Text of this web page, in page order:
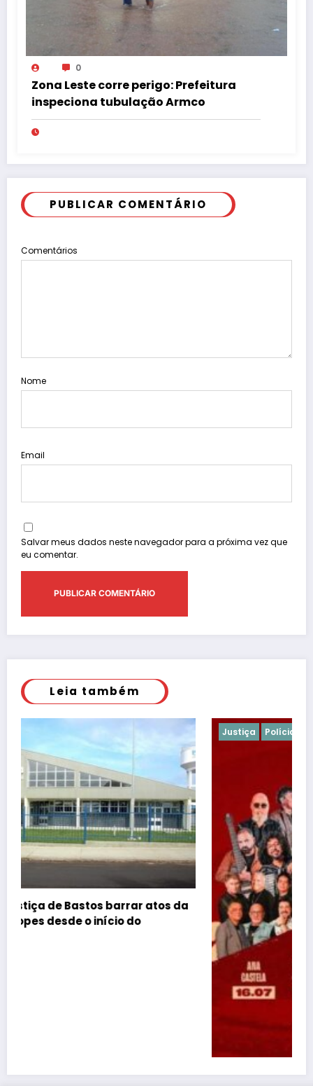
0
Zona Leste corre perigo: Prefeitura
inspeciona tubulação Armco
PUBLICAR COMENTÁRIO
Comentários
Nome
Email
Salvar meus dados neste navegador para a próxima vez que
eu comentar.
Leia também